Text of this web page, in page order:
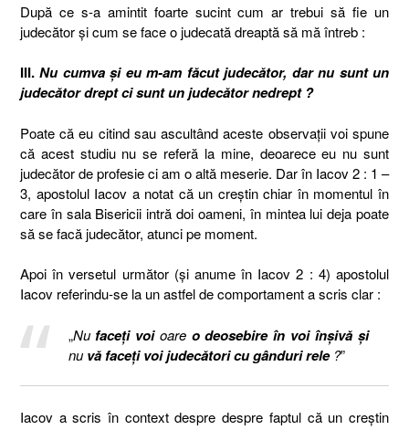
După ce s-a amintit foarte sucint cum ar trebui să fie un
judecător și cum se face o judecată dreaptă să mă întreb :
III.Nu cumva și eu m-am făcut judecător, dar nu sunt un
judecător drept ci sunt un judecător nedrept ?
Poate că eu citind sau ascultând aceste observații voi spune
că acest studiu nu se referă la mine, deoarece eu nu sunt
judecător de profesie ci am o altă meserie. Dar în Iacov 2 : 1 –
3, apostolul Iacov a notat că un creștin chiar în momentul în
care în sala Bisericii intră doi oameni, în mintea lui deja poate
să se facă judecător, atunci pe moment.
Apoi în versetul următor (și anume în Iacov 2 : 4) apostolul
Iacov referindu-se la un astfel de comportament a scris clar :
„Nu faceţi voioare o deosebire în voi înşivă şi
nu vă faceţi voi judecători cu gânduri rele?”
Iacov a scris în context despre despre faptul că un creștin